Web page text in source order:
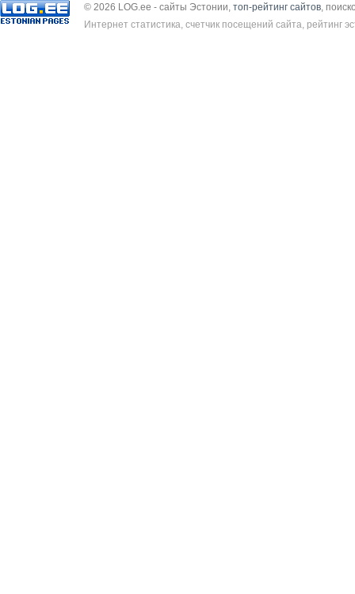
© 2026 LOG.ee - сайты Эстонии, топ-рейтинг сайтов ,
Интернет статистика, счетчик посещений сайта, рейтинг